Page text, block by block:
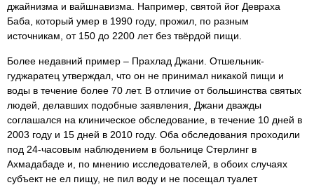
джайнизма и вайшнавизма. Например, святой йог Девраха
Баба, который умер в 1990 году, прожил, по разным
источникам, от 150 до 2200 лет без твёрдой пищи.
Более недавний пример – Прахлад Джани. Отшельник-
гуджаратец утверждал, что он не принимал никакой пищи и
воды в течение более 70 лет. В отличие от большинства святых
людей, делавших подобные заявления, Джани дважды
соглашался на клиническое обследование, в течение 10 дней в
2003 году и 15 дней в 2010 году. Оба обследования проходили
под 24-часовым наблюдением в больнице Стерлинг в
Ахмадабаде и, по мнению исследователей, в обоих случаях
субъект не ел пищу, не пил воду и не посещал туалет